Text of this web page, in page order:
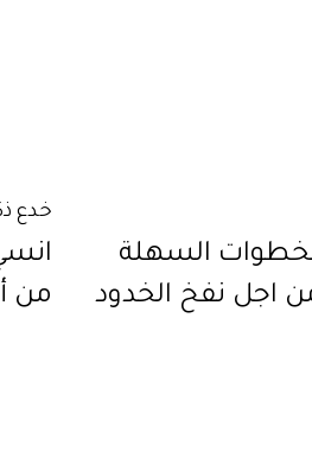
السهلة
اجل نفخ الخدود
خدع
من